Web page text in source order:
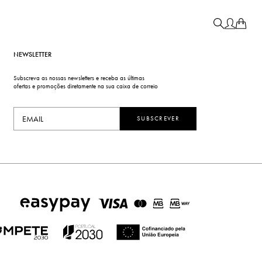
NEWSLETTER
Subscreva as nossas newsletters e receba as últimas
ofertas e promoções diretamente na sua caixa de correio
SUBSCREVER